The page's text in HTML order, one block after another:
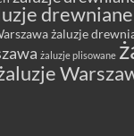
żaluzje
żaluzje plisowane